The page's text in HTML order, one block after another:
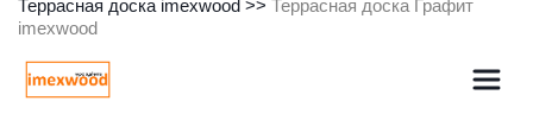
Террасная доска imexwood >> Террасная доска Графит
imexwood